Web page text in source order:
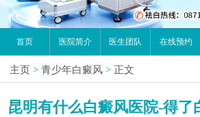
首页 医院简介 医生团队 在线预约
主页 > 青少年白癜风 > 正文
昆明有什么白癜风医院-得了